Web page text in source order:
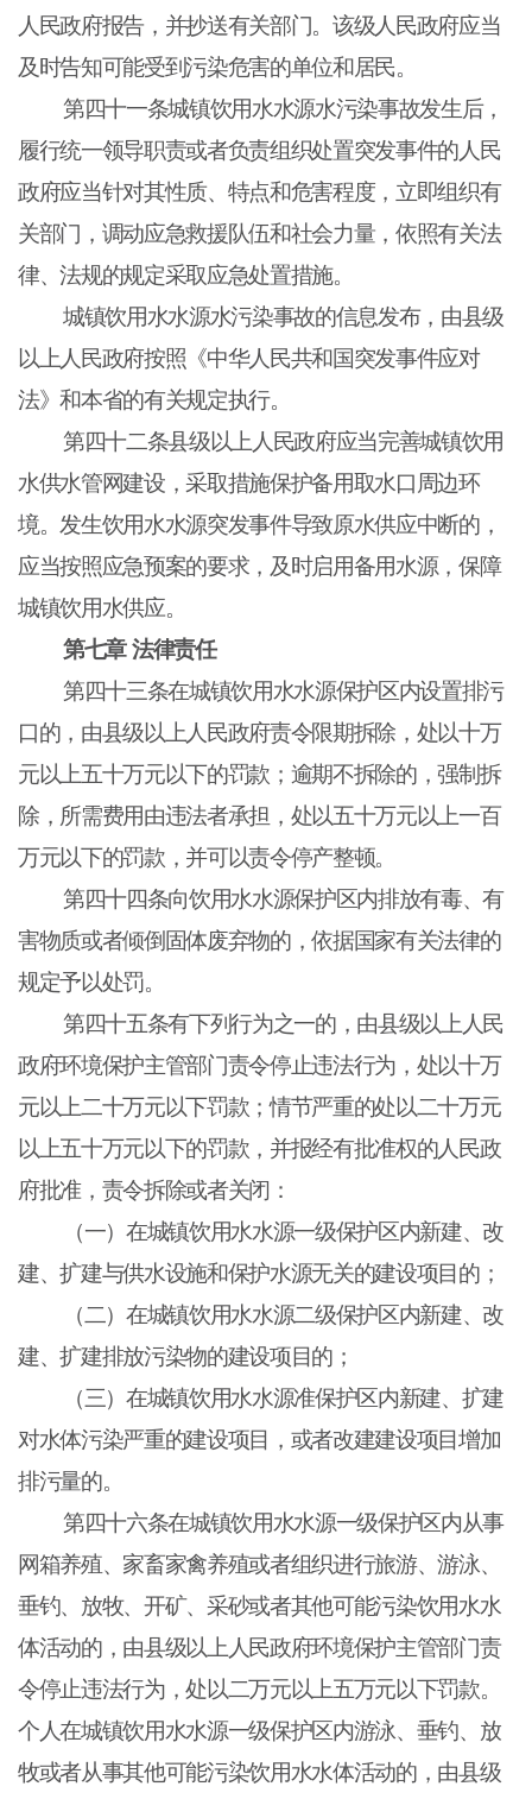
人民政府报告，并抄送有关部门。该级人民政府应当
及时告知可能受到污染危害的单位和居民。
第四十一条城镇饮用水水源水污染事故发生后，
履行统一领导职责或者负责组织处置突发事件的人民
政府应当针对其性质、特点和危害程度，立即组织有
关部门，调动应急救援队伍和社会力量，依照有关法
律、法规的规定采取应急处置措施。
城镇饮用水水源水污染事故的信息发布，由县级
以上人民政府按照《中华人民共和国突发事件应对
法》和本省的有关规定执行。
第四十二条县级以上人民政府应当完善城镇饮用
水供水管网建设，采取措施保护备用取水口周边环
境。发生饮用水水源突发事件导致原水供应中断的，
应当按照应急预案的要求，及时启用备用水源，保障
城镇饮用水供应。
第七章 法律责任
第四十三条在城镇饮用水水源保护区内设置排污
口的，由县级以上人民政府责令限期拆除，处以十万
元以上五十万元以下的罚款；逾期不拆除的，强制拆
除，所需费用由违法者承担，处以五十万元以上一百
万元以下的罚款，并可以责令停产整顿。
第四十四条向饮用水水源保护区内排放有毒、有
害物质或者倾倒固体废弃物的，依据国家有关法律的
规定予以处罚。
第四十五条有下列行为之一的，由县级以上人民
政府环境保护主管部门责令停止违法行为，处以十万
元以上二十万元以下罚款；情节严重的处以二十万元
以上五十万元以下的罚款，并报经有批准权的人民政
府批准，责令拆除或者关闭：
（一）在城镇饮用水水源一级保护区内新建、改
建、扩建与供水设施和保护水源无关的建设项目的；
（二）在城镇饮用水水源二级保护区内新建、改
建、扩建排放污染物的建设项目的；
（三）在城镇饮用水水源准保护区内新建、扩建
对水体污染严重的建设项目，或者改建建设项目增加
排污量的。
第四十六条在城镇饮用水水源一级保护区内从事
网箱养殖、家畜家禽养殖或者组织进行旅游、游泳、
垂钓、放牧、开矿、采砂或者其他可能污染饮用水水
体活动的，由县级以上人民政府环境保护主管部门责
令停止违法行为，处以二万元以上五万元以下罚款。
个人在城镇饮用水水源一级保护区内游泳、垂钓、放
牧或者从事其他可能污染饮用水水体活动的，由县级